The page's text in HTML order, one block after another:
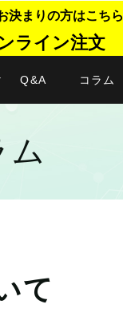
決まりの方はこちら
ライン注文
Q&A コラム
て